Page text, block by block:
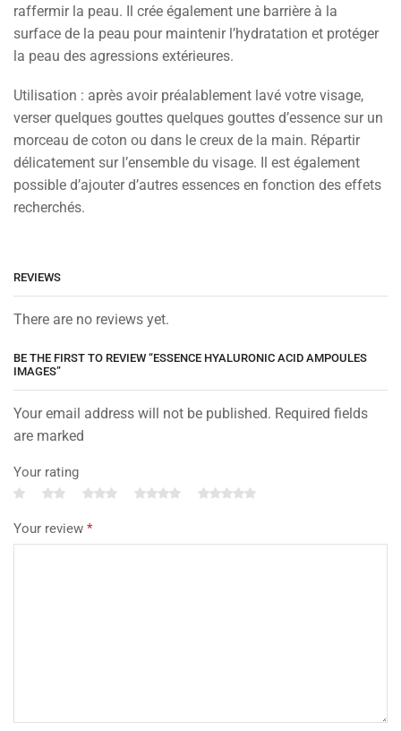
raffermir la peau. Il crée également une barrière à la
surface de la peau pour maintenir l’hydratation et protéger
la peau des agressions extérieures.
Utilisation : après avoir préalablement lavé votre visage,
verser quelques gouttes quelques gouttes d’essence sur un
morceau de coton ou dans le creux de la main. Répartir
délicatement sur l’ensemble du visage. Il est également
possible d’ajouter d’autres essences en fonction des effets
recherchés.
REVIEWS
There are no reviews yet.
BE THE FIRST TO REVIEW “ESSENCE HYALURONIC ACID AMPOULES
IMAGES”
Your email address will not be published. Required fields
are marked
Your rating
Your review *